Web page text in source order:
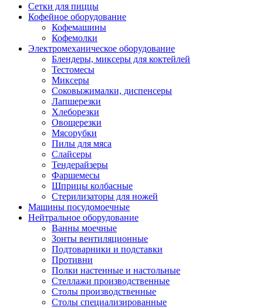
Сетки для пиццы
Кофейное оборудование
Кофемашины
Кофемолки
Электромеханическое оборудование
Блендеры, миксеры для коктейлей
Тестомесы
Миксеры
Соковыжималки, диспенсеры
Лапшерезки
Хлеборезки
Овощерезки
Мясорубки
Пилы для мяса
Слайсеры
Тендерайзеры
Фаршемесы
Шприцы колбасные
Стерилизаторы для ножей
Машины посудомоечные
Нейтральное оборудование
Ванны моечные
Зонты вентиляционные
Подтоварники и подставки
Противни
Полки настенные и настольные
Стеллажи производственные
Столы производственные
Столы специализированные